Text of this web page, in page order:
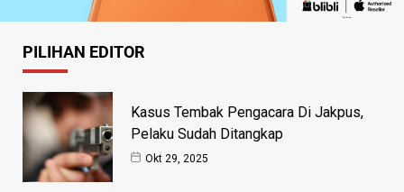
PILIHAN EDITOR
Kasus Tembak Pengacara Di Jakpus,
Pelaku Sudah Ditangkap
Okt 29, 2025